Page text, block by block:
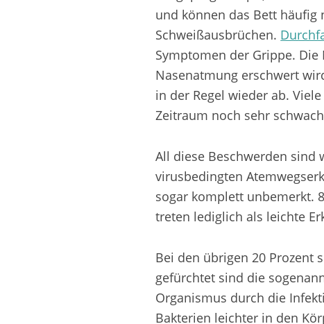
und können das Bett häufig
Schweißausbrüchen.
Symptomen der Grippe.
Nasenatmung erschwert
in der Regel wieder ab.
Zeitraum noch sehr
All diese Beschwerden sind
virusbedingten
sogar komplett unbemerkt.
treten lediglich als leichte
Bei den übrigen 20 Prozent
gefürchtet sind die
Organismus durch die
Bakterien leichter in den